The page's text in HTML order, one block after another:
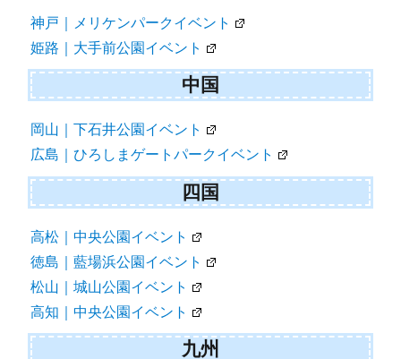
神戸｜メリケンパークイベント
姫路｜大手前公園イベント
中国
岡山｜下石井公園イベント
広島｜ひろしまゲートパークイベント
四国
高松｜中央公園イベント
徳島｜藍場浜公園イベント
松山｜城山公園イベント
高知｜中央公園イベント
九州